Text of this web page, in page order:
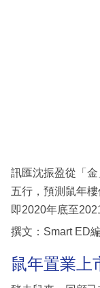
訊匯沈振盈從「
五行，預測鼠年
即2020年底至
撰文：Smart ED
鼠年置業上